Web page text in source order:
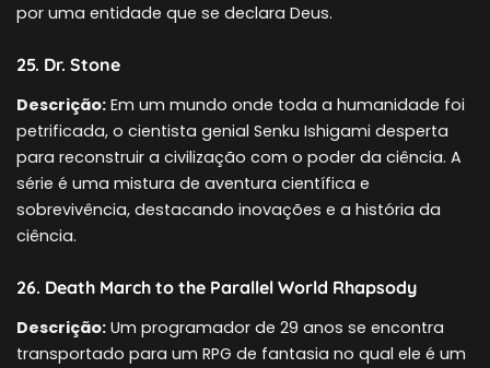
por uma entidade que se declara Deus.
25. Dr. Stone
Descrição: Em um mundo onde toda a humanidade foi
petrificada, o cientista genial Senku Ishigami desperta
para reconstruir a civilização com o poder da ciência. A
série é uma mistura de aventura científica e
sobrevivência, destacando inovações e a história da
ciência.
26. Death March to the Parallel World Rhapsody
Descrição: Um programador de 29 anos se encontra
transportado para um RPG de fantasia no qual ele é um